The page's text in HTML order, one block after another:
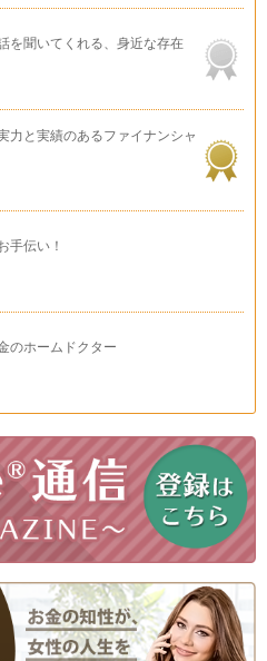
を聞いてくれる、身近な存在
力と実績のあるファイナンシャ
手伝い！
のホームドクター